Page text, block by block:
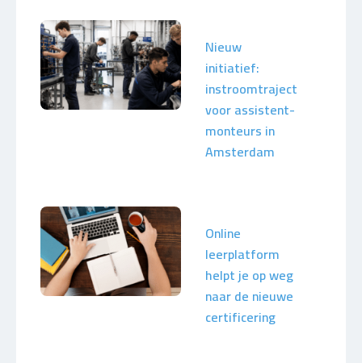
Nieuw
initiatief:
instroomtraject
voor assistent-
monteurs in
Amsterdam
Online
leerplatform
helpt je op weg
naar de nieuwe
certificering